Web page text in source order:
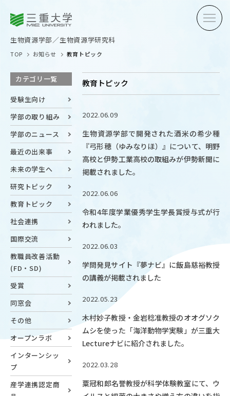
生物資源学部 生物資源学研究科
受験生の方へ
卒業生の方へ 企業・
OUR OPEN
学問探求セミナー
インタビュー
学部概要
ACADEMICS
TOP お知らせ 教育トピック
カテゴリ一覧
受験生向け
学部の取り組み
学部のニュース
最近の出来事
未来の学生へ
研究トピック
教育トピック
社会連携
国際交流
教職員改善活動
(FD・SD)
受賞
同窓会
その他
オープンラボ
インターンシッ
プ
産学連携認定商
教育トピック
2022.06.09
生物資源学部で開発された酒米の希少種
『弓形穂（ゆみなりほ）』について、明野
高校と伊勢工業高校の取組みが伊勢新聞に
掲載されました。
2022.06.06
令和4年度学業優秀学生学長賞授与式が行
われました。
2022.06.03
学問発見サイト『夢ナビ』に飯島慈裕教授
の講義が掲載されました
2022.05.23
木村妙子教授・金岩稔准教授のオオグソク
ムシを使った「海洋動物学実験」が三重大
Lectureナビに紹介されました。
2022.03.28
粟冠和郎名誉教授が科学体験教室にて、ウ